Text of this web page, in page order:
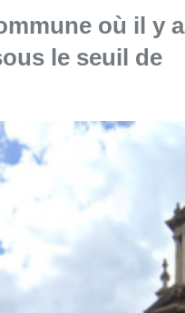
où il y a
le seuil de